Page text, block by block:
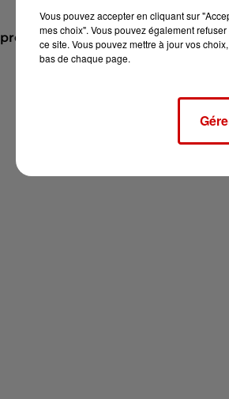
près de 6 000 ont annoncé
Vous pouvez accepter en cliquant sur
mes choix". Vous pouvez également
ce site. Vous pouvez mettre à jour vos
bas de chaque page.